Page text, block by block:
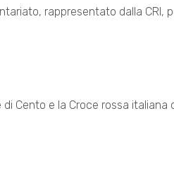
rappresentato dalla CRI,
Cento e la Croce rossa